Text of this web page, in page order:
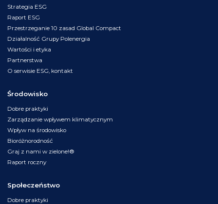
Strategia ESG
Raport ESG
Przestrzeganie 10 zasad Global Compact
Działalność Grupy Polenergia
Wartości i etyka
Partnerstwa
O serwisie ESG, kontakt
Środowisko
Dobre praktyki
Zarządzanie wpływem klimatycznym
Wpływ na środowisko
Bioróżnorodność
Graj z nami w zielone!®
Raport roczny
Społeczeństwo
Dobre praktyki